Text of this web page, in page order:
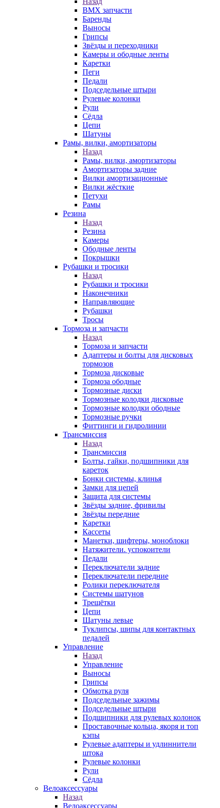
BMX запчасти
Баренды
Выносы
Грипсы
Звёзды и переходники
Камеры и ободные ленты
Каретки
Пеги
Педали
Подседельные штыри
Рулевые колонки
Рули
Сёдла
Цепи
Шатуны
Рамы, вилки, амортизаторы
Назад
Рамы, вилки, амортизаторы
Амортизаторы задние
Вилки амортизационные
Вилки жёсткие
Петухи
Рамы
Резина
Назад
Резина
Камеры
Ободные ленты
Покрышки
Рубашки и тросики
Назад
Рубашки и тросики
Наконечники
Направляющие
Рубашки
Тросы
Тормоза и запчасти
Назад
Тормоза и запчасти
Адаптеры и болты для дисковых
тормозов
Тормоза дисковые
Тормоза ободные
Тормозные диски
Тормозные колодки дисковые
Тормозные колодки ободные
Тормозные ручки
Фиттинги и гидролинии
Трансмиссия
Назад
Трансмиссия
Болты, гайки, подшипники для
кареток
Бонки системы, клинья
Замки для цепей
Защита для системы
Звёзды задние, фривилы
Звёзды передние
Каретки
Кассеты
Манетки, шифтеры, моноблоки
Натяжители. успокоители
Педали
Переключатели задние
Переключатели передние
Ролики переключателя
Системы шатунов
Трещётки
Цепи
Шатуны левые
Туклипсы, шипы для контактных
педалей
Управление
Назад
Управление
Выносы
Грипсы
Обмотка руля
Подседельные зажимы
Подседельные штыри
Подшипники для рулевых колонок
Проставочные кольца, якоря и топ
кэпы
Рулевые адаптеры и удлиннители
штока
Рулевые колонки
Рули
Сёдла
Велоаксессуары
Назад
Велоаксессуары